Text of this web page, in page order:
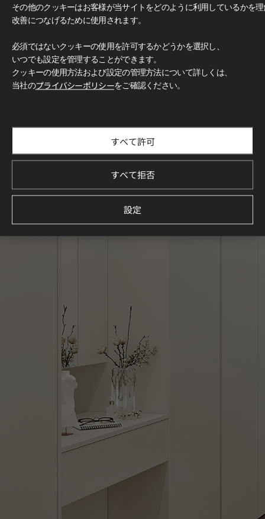
Deco Film
#家具
その他のクッキーはお客様が当サイトをどのように利用しているかを
改善につなげるために使用されます。
必須ではないクッキーの使用を許可するかどうかを選択し、
いつでも設定を管理することができます。
クッキーの使用方法および設定の管理方法について詳しくは、
当社のプライバシーポリシーをご確認ください。
すべて許可
すべて拒否
設定